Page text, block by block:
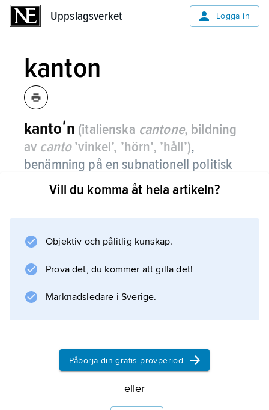
Uppslagsverket Logga in
kanton
kantoʹn (italienska cantone, bildning
av canto’vinkel’, ’hörn’, ’håll’),
benämning på en subnationell politisk
och administrativ enhet i vissa länder.
medlemmar i den schweiziska förbundsstaten
Schweiz
(Statsskick och politik).
Information om artikeln
Vill du komma åt hela artikeln?
Objektiv och pålitlig kunskap.
Prova det, du kommer att gilla det!
Marknadsledare i Sverige.
Påbörja din gratis provperiod
eller